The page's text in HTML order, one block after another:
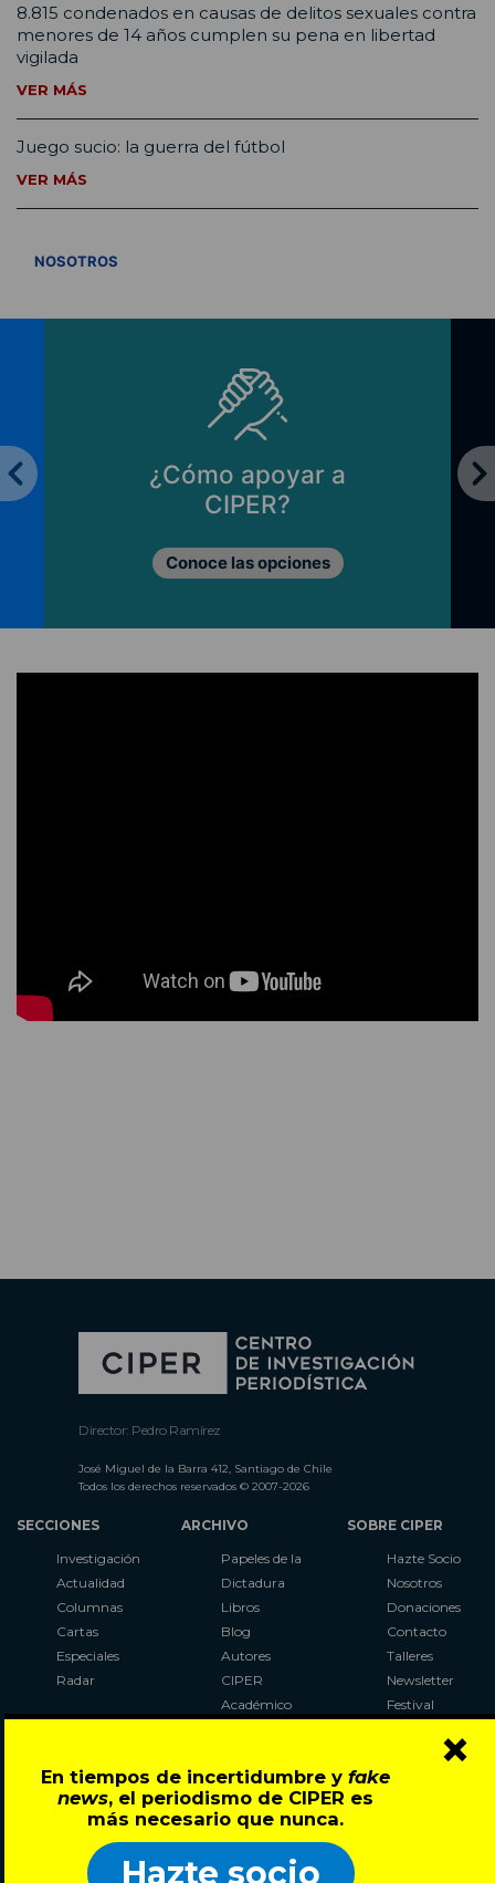
En tiempos de incertidumbre y fake
news, el periodismo de CIPER es
más necesario que nunca.
Hazte socio
×
8.815 condenados en causas de delitos sexuales contra
menores de 14 años cumplen su pena en libertad
vigilada
VER MÁS
Juego sucio: la guerra del fútbol
VER MÁS
NOSOTROS
¿Cómo apoyar a
CIPER?
Conoce las opciones
Director: Pedro Ramírez
José Miguel de la Barra 412, Santiago de Chile
Todos los derechos reservados © 2007-2026
SECCIONES
Investigación
Actualidad
Columnas
Cartas
Especiales
Radar
ARCHIVO
Papeles de la
Dictadura
Libros
Blog
Autores
CIPER
Académico
Al Plebiscito
con CIPER
SOBRE CIPER
Hazte Socio
Nosotros
Donaciones
Contacto
Talleres
Newsletter
Festival